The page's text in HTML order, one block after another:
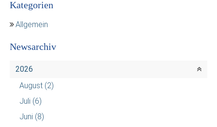
Kategorien
Allgemein
Newsarchiv
2026
August (2)
Juli (6)
Juni (8)